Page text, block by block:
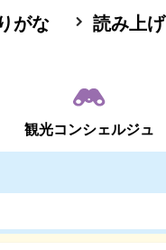
がな 読み上げ
観光コンシェルジュ